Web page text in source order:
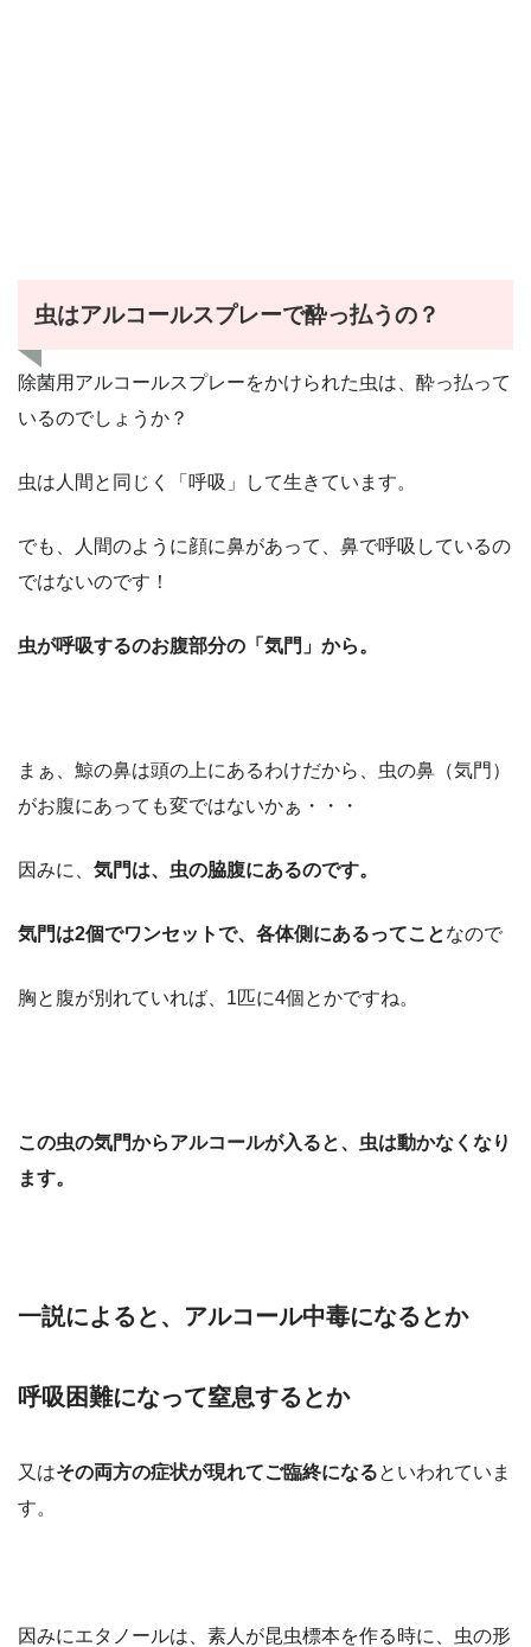
虫はアルコールスプレーで酔っ払うの？
除菌用アルコールスプレーをかけられた虫は、酔っ払って
いるのでしょうか？
虫は人間と同じく「呼吸」して生きています。
でも、人間のように顔に鼻があって、鼻で呼吸しているの
ではないのです！
虫が呼吸するのお腹部分の「気門」から。
まぁ、鯨の鼻は頭の上にあるわけだから、虫の鼻（気門）
がお腹にあっても変ではないかぁ・・・
因みに、 気門は、虫の脇腹にあるのです。
気門は2個でワンセットで、各体側にあるってことなので
胸と腹が別れていれば、1匹に4個とかですね。
この虫の気門からアルコールが入ると、虫は動かなくなり
ます。
一説によると、アルコール中毒になるとか
呼吸困難になって窒息するとか
又はその両方の症状が現れてご臨終になるといわれていま
す。
因みにエタノールは、素人が昆虫標本を作る時に、虫の形